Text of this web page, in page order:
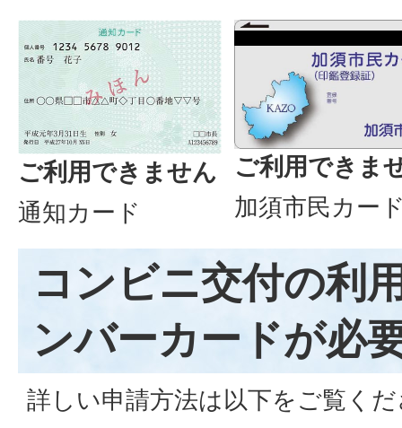
ご利用できません
通知カード
ご利用できま
加須市民カー
コンビニ交付の利
ンバーカードが必
詳しい申請方法は以下をご覧く